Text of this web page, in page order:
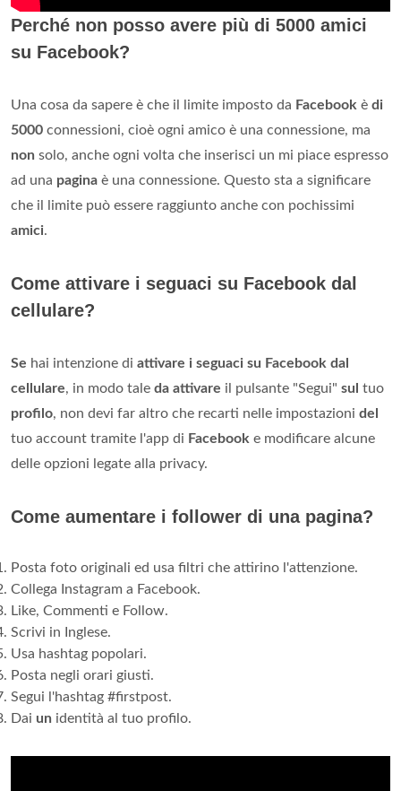
Perché non posso avere più di 5000 amici
su Facebook?
Una cosa da sapere è che il limite imposto da Facebook è di
5000 connessioni, cioè ogni amico è una connessione, ma
non solo, anche ogni volta che inserisci un mi piace espresso
ad una pagina è una connessione. Questo sta a significare
che il limite può essere raggiunto anche con pochissimi
amici.
Come attivare i seguaci su Facebook dal
cellulare?
Se hai intenzione di attivare i seguaci su Facebook dal
cellulare, in modo tale da attivare il pulsante "Segui" sul tuo
profilo, non devi far altro che recarti nelle impostazioni del
tuo account tramite l'app di Facebook e modificare alcune
delle opzioni legate alla privacy.
Come aumentare i follower di una pagina?
Posta foto originali ed usa filtri che attirino l'attenzione.
Collega Instagram a Facebook.
Like, Commenti e Follow.
Scrivi in Inglese.
Usa hashtag popolari.
Posta negli orari giusti.
Segui l'hashtag #firstpost.
Dai un identità al tuo profilo.